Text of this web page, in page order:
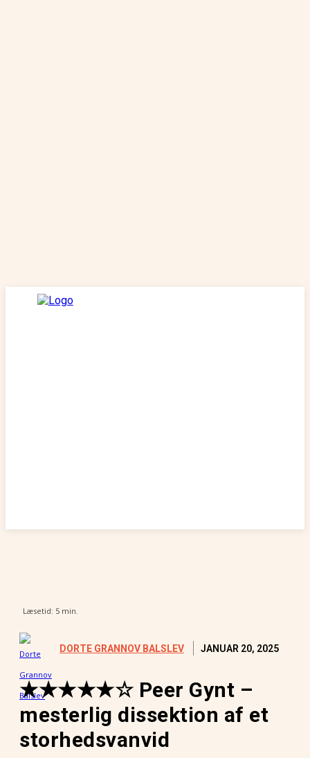
Læsetid: 5 min.
DORTE GRANNOV BALSLEV JANUAR 20, 2025
★★★★★☆ Peer Gynt –
mesterlig dissektion af et
storhedsvanvid